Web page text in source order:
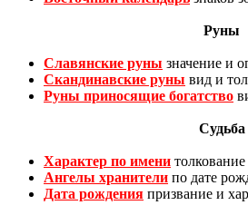
Руны
Славянские руны значение и
Скандинавские руны вид и
Руны приносящие богатство
Судьба
Характер по имени
Ангелы хранители по дате
Дата рождения призвание и